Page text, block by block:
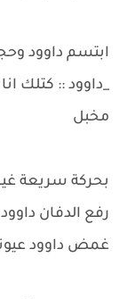
ابتسم داوود
_داوود :: كتلك
مخبل
بحركة سريعة
رفع الدفان
غمض داوود